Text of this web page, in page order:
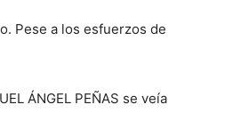
Pese a los esfuerzos de
ÁNGEL PEÑAS se veía